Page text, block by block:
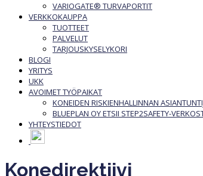
VARIOGATE® TURVAPORTIT
VERKKOKAUPPA
TUOTTEET
PALVELUT
TARJOUSKYSELYKORI
BLOGI
YRITYS
UKK
AVOIMET TYÖPAIKAT
KONEIDEN RISKIENHALLINNAN
BLUEPLAN OY ETSII STEP2SAFETY-
YHTEYSTIEDOT
Konedirektiivi